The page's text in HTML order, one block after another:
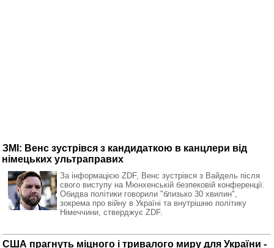
ЗМІ: Венс зустрівся з кандидаткою в канцлери від
німецьких ультраправих
За інформацією ZDF, Венс зустрівся з Вайдель після
свого виступу на Мюнхенській безпековій конференції.
Обидва політики говорили "близько 30 хвилин",
зокрема про війну в Україні та внутрішню політику
Німеччини, стверджує ZDF.
США прагнуть міцного і тривалого миру для України -